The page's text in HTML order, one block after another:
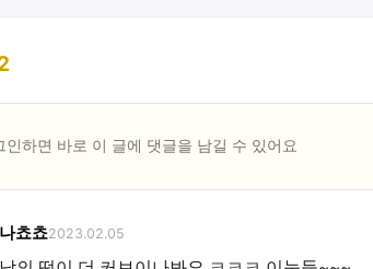
인하면 바로 이 글에 댓글을 남길 수 있어요
나쵸쵸2023.02.05